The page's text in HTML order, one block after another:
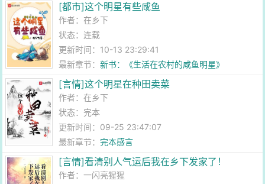
[都市]这个明星有些咸鱼
作者：在乡下
状态：连载
更新时间：10-13 23:29:41
最新章节：新书：《生活在农村的咸鱼明星》
[言情]这个明星在种田卖菜
作者：在乡下
状态：完本
更新时间：09-25 23:47:07
最新章节：完本感言
[言情]看清别人气运后我在乡下发家了！
作者：一闪亮猩猩